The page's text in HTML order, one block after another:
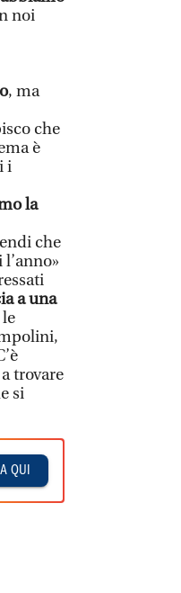
noi
, ma
che
è
i
la
che
a una
trovare
si
QUI